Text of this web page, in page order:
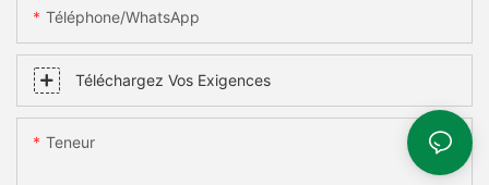
Téléphone/WhatsApp
Téléchargez Vos Exigences
Teneur